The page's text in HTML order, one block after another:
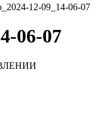
12-09_14-06-07
06-07